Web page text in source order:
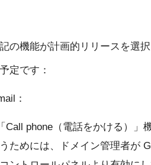
の機能が計画的リリースを選
定です：
：
Call phone（電話をかける）」
ためには、ドメイン管理者が